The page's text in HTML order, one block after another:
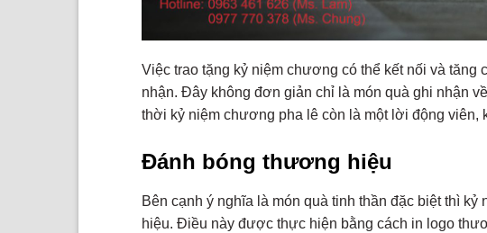
Việc trao tặng kỷ niệm chương có thể kết nối và
nhận. Đây không đơn giản chỉ là món quà ghi nhận
thời kỷ niệm chương pha lê còn là một lời động
Đánh bóng thương hiệu
Bên cạnh ý nghĩa là món quà tinh thần đặc biệt thì
hiệu. Điều này được thực hiện bằng cách in logo